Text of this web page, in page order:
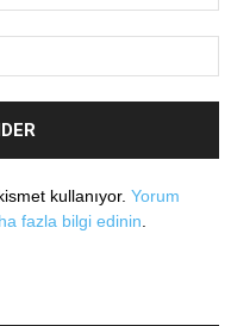
kullanıyor. Yorum
fazla bilgi edinin